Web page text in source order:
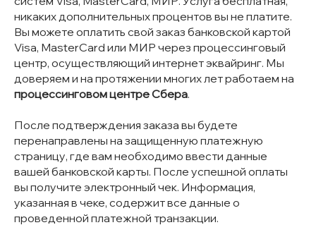
никаких дополнительных процентов вы не платите.
Вы можете оплатить свой заказ банковской картой
Visa, MasterCard или МИР через процессинговый
центр, осуществляющий интернет эквайринг. Мы
доверяем и на протяжении многих лет работаем на
процессинговом центре Сбера.
После подтверждения заказа вы будете
перенаправлены на защищенную платежную
страницу, где вам необходимо ввести данные
вашей банковской карты. После успешной оплаты
вы получите электронный чек. Информация,
указанная в чеке, содержит все данные о
проведенной платежной транзакции.